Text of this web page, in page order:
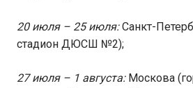
20 июля – 25 июля:Санкт-
стадион ДЮСШ №2);
27 июля – 1 августа:Москова